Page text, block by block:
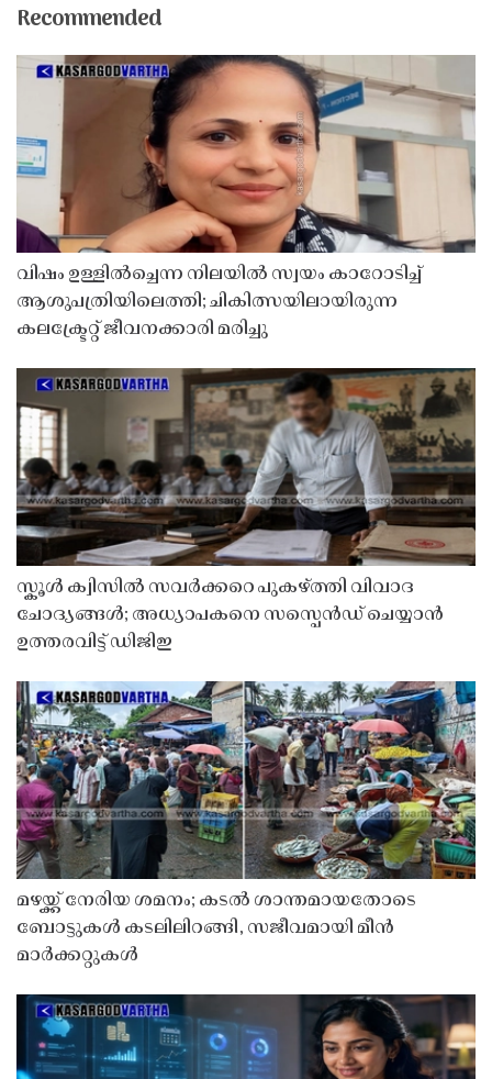
Recommended
വിഷം ഉള്ളിൽച്ചെന്ന നിലയിൽ സ്വയം കാറോടിച്ച്
ആശുപത്രിയിലെത്തി; ചികിത്സയിലായിരുന്ന
കലക്ട്രേറ്റ് ജീവനക്കാരി മരിച്ചു
സ്കൂൾ ക്വിസിൽ സവർക്കറെ പുകഴ്ത്തി വിവാദ
ചോദ്യങ്ങൾ; അധ്യാപകനെ സസ്പെൻഡ് ചെയ്യാൻ
ഉത്തരവിട്ട് ഡിജിഇ
മഴയ്ക്ക് നേരിയ ശമനം; കടൽ ശാന്തമായതോടെ
ബോട്ടുകൾ കടലിലിറങ്ങി, സജീവമായി മീൻ
മാർക്കറ്റുകൾ